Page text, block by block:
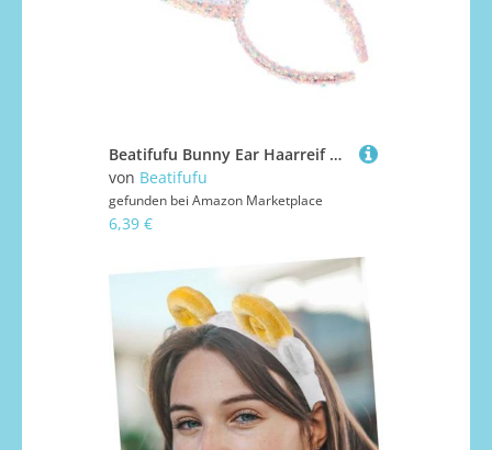
Beatifufu Bunny Ear Haarreif mit Glänzenden Pailletten Weicher Bequemer Haarschmuck für Erwachsene Perfektes Accessoire für Ostern Karneval Kostümparty und Cosplay Events
von Beatifufu
gefunden bei Amazon Marketplace
6,39 €